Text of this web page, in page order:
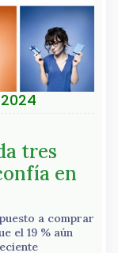
tres
en
a comprar
el 19 % aún